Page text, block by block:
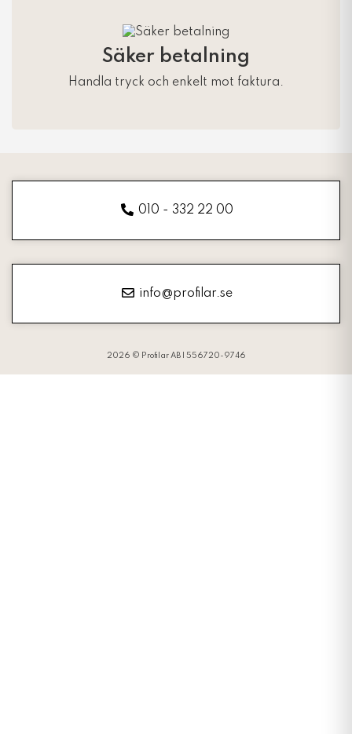
Säker betalning
Handla tryck och enkelt mot faktura.
010 - 332 22 00
info@profilar.se
2026 © Profilar AB | 556720-9746